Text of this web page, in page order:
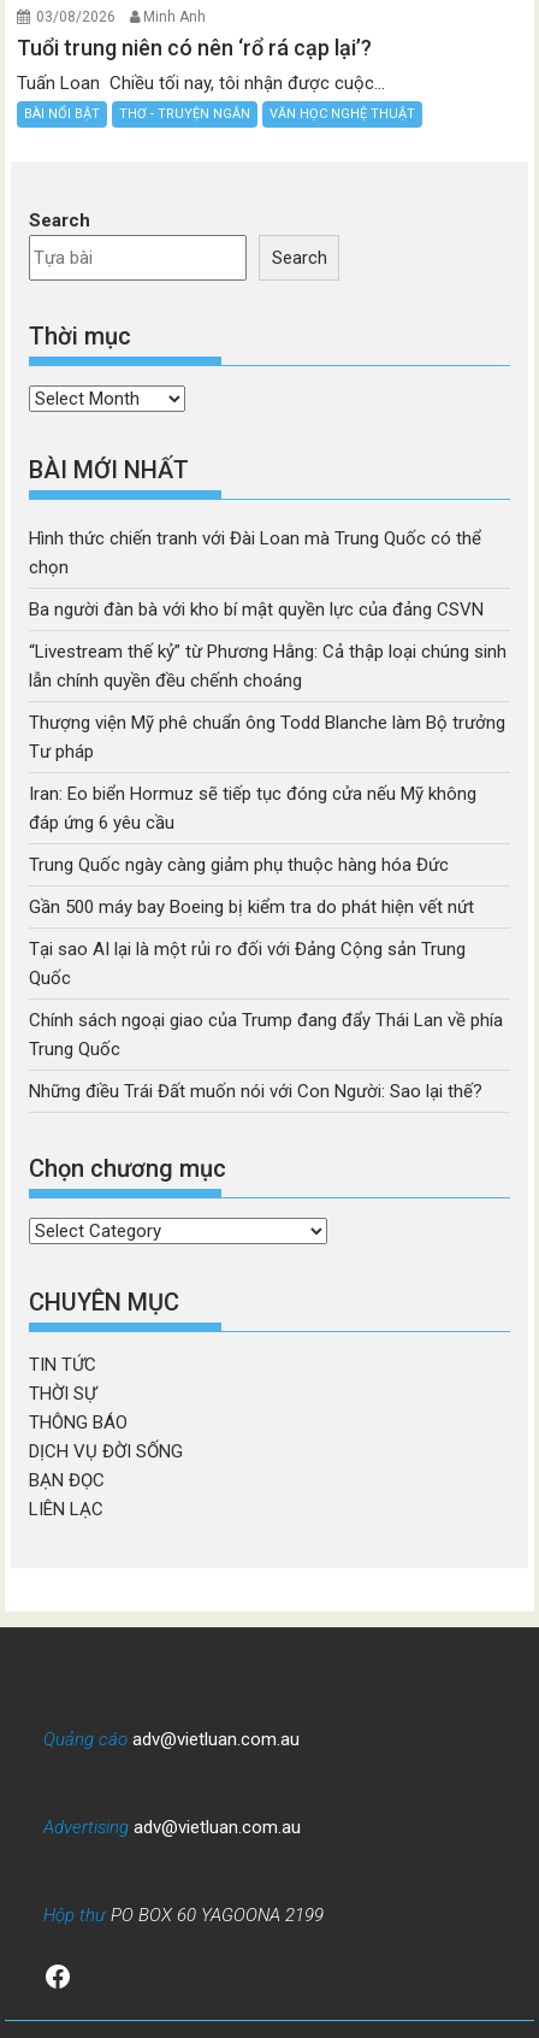
03/08/2026 Minh Anh
Tuổi trung niên có nên ‘rổ rá cạp lại’?
Tuấn Loan Chiều tối nay, tôi nhận được cuộc...
BÀI NỔI BẬT THƠ - TRUYỆN NGẮN VĂN HỌC NGHỆ THUẬT
Search
Search
Thời mục
Thời
BÀI MỚI NHẤT
Hình thức chiến tranh với Đài Loan mà Trung Quốc có thể
chọn
Ba người đàn bà với kho bí mật quyền lực của đảng CSVN
“Livestream thế kỷ” từ Phương Hằng: Cả thập loại chúng sinh
lẫn chính quyền đều chếnh choáng
Thượng viện Mỹ phê chuẩn ông Todd Blanche làm Bộ trưởng
Tư pháp
Iran: Eo biển Hormuz sẽ tiếp tục đóng cửa nếu Mỹ không
đáp ứng 6 yêu cầu
Trung Quốc ngày càng giảm phụ thuộc hàng hóa Đức
Gần 500 máy bay Boeing bị kiểm tra do phát hiện vết nứt
Tại sao AI lại là một rủi ro đối với Đảng Cộng sản Trung
Quốc
Chính sách ngoại giao của Trump đang đẩy Thái Lan về phía
Trung Quốc
Những điều Trái Đất muốn nói với Con Người: Sao lại thế?
Chọn chương mục
Chọn
mục
CHUYÊN MỤC
TIN TỨC
THỜI SỰ
THÔNG BÁO
DỊCH VỤ ĐỜI SỐNG
BẠN ĐỌC
LIÊN LẠC
Quảng cáo adv@vietluan.com.au
Advertising adv@vietluan.com.au
Hộp thưPO BOX 60 YAGOONA 2199
Facebook